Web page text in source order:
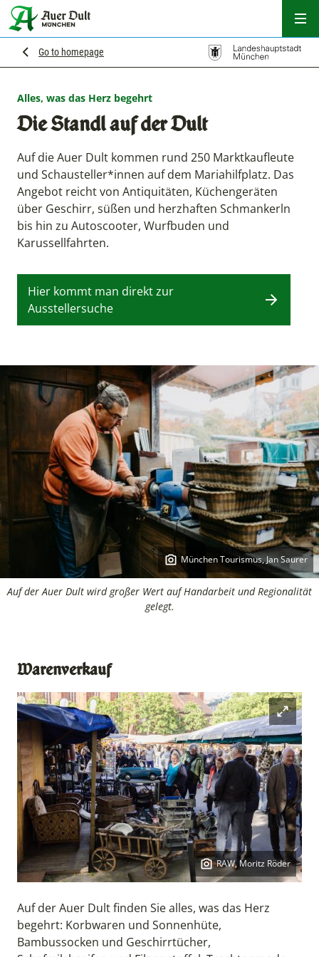
Go to homepage
Alles, was das Herz begehrt
Die Standl auf der Dult
Auf die Auer Dult kommen rund 250 Marktkaufleute
und Schausteller*innen auf dem Mariahilfplatz. Das
Angebot reicht von Antiquitäten, Küchengeräten
über Geschirr, süßen und herzhaften Schmankerln
bis hin zu Autoscooter, Wurfbuden und
Karussellfahrten.
Hier kommt man direkt zur
Ausstellersuche
Copyright:
München Tourismus, Jan Saurer
Auf der Auer Dult wird großer Wert auf Handarbeit und Regionalität
gelegt.
Warenverkauf
Copyright:
RAW, Moritz Röder
Open
Auf der Auer Dult finden Sie alles, was das Herz
begehrt: Korbwaren und Sonnenhüte,
Bambussocken und Geschirrtücher,